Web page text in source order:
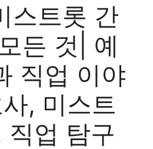
스트롯 간
든 것| 예
직업 이야
, 미스트
직업 탐구